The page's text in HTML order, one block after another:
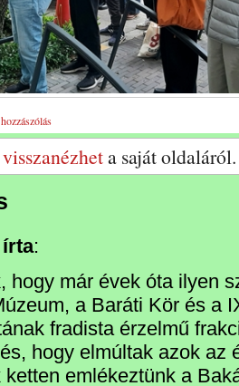
visszanézheta saját oldaláról.
írta:
hogy már évek óta ilyen
a Baráti Kör és a
fradista érzelmű
hogy elmúltak azok az
emlékeztünk a